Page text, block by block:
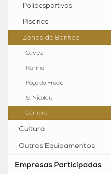
Polidesportivos
Piscinas
Zonas de Banhos
Cavez
Ranha
Poço do Frade
S. Nicolau
Caneiro
Cultura
Outros Equipamentos
Empresas Participadas